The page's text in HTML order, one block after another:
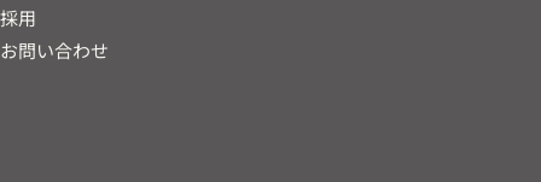
採用
お問い合わせ